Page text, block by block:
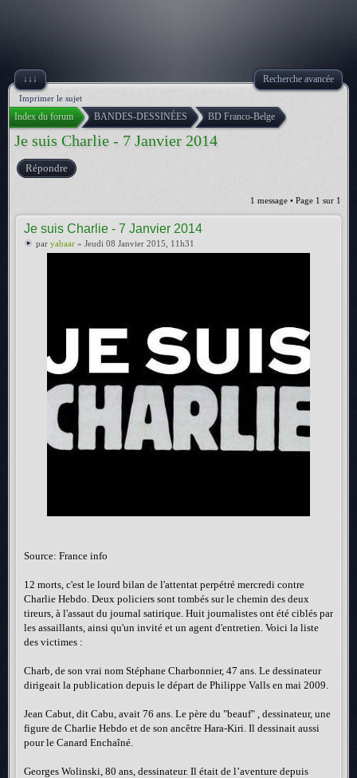
↓↓↓ Recherche avancée
Imprimer le sujet
Index du forum BANDES-DESSINÉES BD Franco-Belge
Je suis Charlie - 7 Janvier 2014
Répondre
1 message • Page 1 sur 1
Je suis Charlie - 7 Janvier 2014
par yabaar » Jeudi 08 Janvier 2015, 11h31
Source: France info
12 morts, c'est le lourd bilan de l'attentat perpétré mercredi contre
Charlie Hebdo. Deux policiers sont tombés sur le chemin des deux
tireurs, à l'assaut du journal satirique. Huit journalistes ont été ciblés par
les assaillants, ainsi qu'un invité et un agent d'entretien. Voici la liste
des victimes :
Charb, de son vrai nom Stéphane Charbonnier, 47 ans. Le dessinateur
dirigeait la publication depuis le départ de Philippe Valls en mai 2009.
Jean Cabut, dit Cabu, avait 76 ans. Le père du "beauf" , dessinateur, une
figure de Charlie Hebdo et de son ancêtre Hara-Kiri. Il dessinait aussi
pour le Canard Enchaîné.
Georges Wolinski, 80 ans, dessinateur. Il était de l’aventure depuis